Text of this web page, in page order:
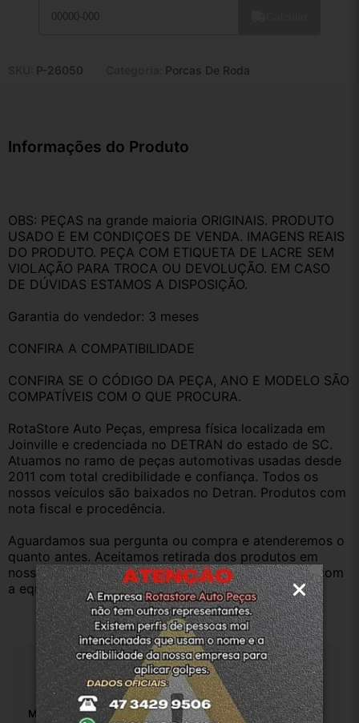
P-26050 Porcas De Roda
Informações do Produto
OBS: PEÇAS na grande maioria ORIGINAlS. PRODUTO
USADO E EM CONDIÇOES DE VENDA. IMAGENS REAIS
DO PRODUTO. PEÇA COM ETIQUETA DE LACRE SEM
VIOLAÇÃO PARA TROCA OU DEVOLUÇÃO. EM CASO
DE DÚVIDAS ESTAMOS A DISPOSIÇÃO.
Garantia do vendedor: 3 meses
CONFIRA A COMPATIBILIDADE
CONFIRA SE O CÓDIGO DA PEÇA, ANO E MODELO SÃO
COMPATÍVEIS COM O QUE PROCURA.
RotaStore Auto Peças, empresa física localizada em
Joinville e credenciada no DETRAN do estado de SC.
Atuamos no ramo de peças automotivas usadas desde
2011 com total credibilidade e confiança. Todos os
nossos veículos são baixados no Detran. Produtos com
nota fiscal e procedência.
Aguardamos sua pergunta ou compra e atenderemos o
quanto antes. Aceitamos retirada dos produtos em
nossa loja física também, basta entrar em contato com
a equipe RotaStore e tiramos suas dúvidas.
Especificações
Marca: Nissan